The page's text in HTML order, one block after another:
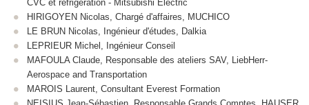
CVC et réfrigération - Mitsubishi Electric
HIRIGOYEN Nicolas, Chargé d'affaires, MUCHICO
LE BRUN Nicolas, Ingénieur d'études, Dalkia
LEPRIEUR Michel, Ingénieur Conseil
MAFOULA Claude, Responsable des ateliers SAV, LiebHerr-
Aerospace and Transportation
MAROIS Laurent, Consultant Everest Formation